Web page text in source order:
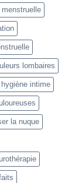
lombaires
hygiène intime
la nuque